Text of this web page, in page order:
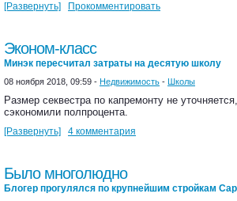
[Развернуть] Прокомментировать
Эконом-класс
Минэк пересчитал затраты на десятую школу
08 ноября 2018, 09:59 - Недвижимость - Школы
Размер секвестра по капремонту не
сэкономили полпроцента.
[Развернуть] 4 комментария
Было многолюдно
Блогер прогулялся по крупнейшим стройкам